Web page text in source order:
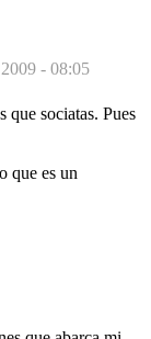
- 08:05
que sociatas. Pues
que es un